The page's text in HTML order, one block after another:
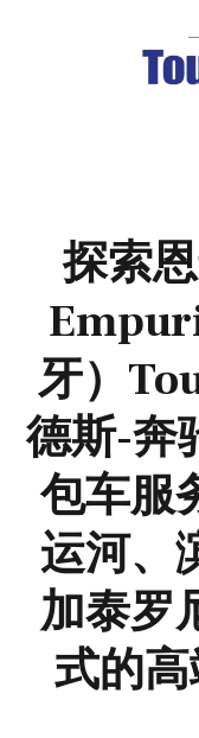
探索
牙）
德斯-奔
包车服
运河、
加泰罗
式的